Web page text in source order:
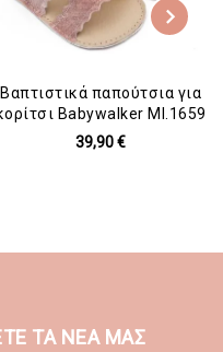
Βαπτιστικά παπούτσια για
Babywalker MI.1659
39,90 €
ΤΑ ΝΕΑ ΜΑΣ